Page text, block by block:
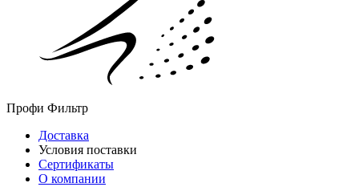
Профи Фильтр
Доставка
Условия поставки
Сертификаты
О компании